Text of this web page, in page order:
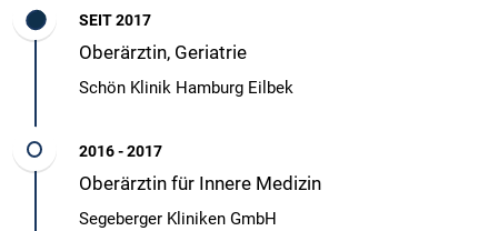
SEIT 2017
Oberärztin, Geriatrie
Schön Klinik Hamburg Eilbek
2016 - 2017
Oberärztin für Innere Medizin
Segeberger Kliniken GmbH